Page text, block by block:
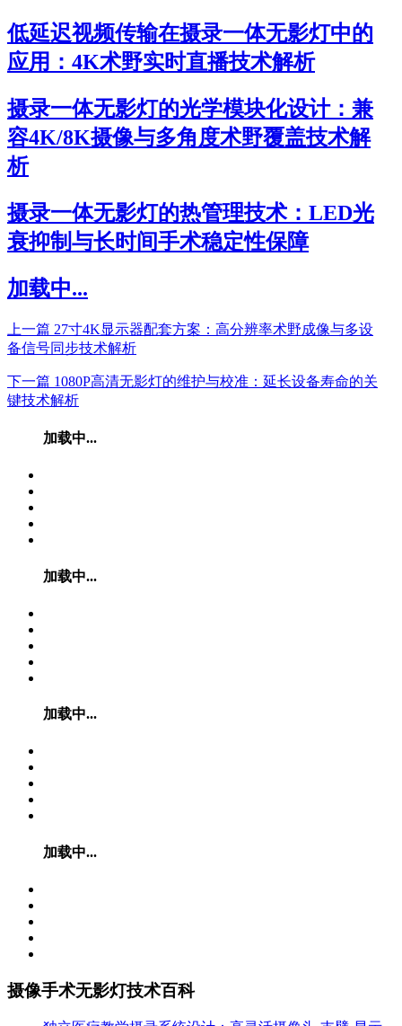
低延迟视频传输在摄录一体无影灯中的
应用：4K术野实时直播技术解析
摄录一体无影灯的光学模块化设计：兼
容4K/8K摄像与多角度术野覆盖技术解
析
摄录一体无影灯的热管理技术：LED光
衰抑制与长时间手术稳定性保障
加载中...
上一篇 27寸4K显示器配套方案：高分辨率术野成像与多设
备信号同步技术解析
下一篇 1080P高清无影灯的维护与校准：延长设备寿命的关
键技术解析
加载中...
加载中...
加载中...
加载中...
摄像手术无影灯技术百科